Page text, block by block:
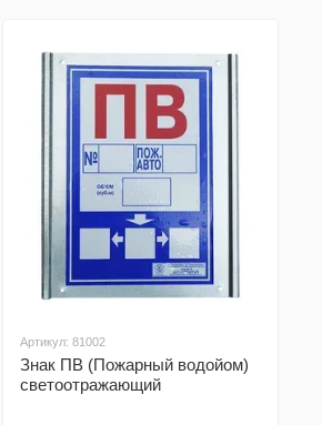
Артикул: 81002
Знак ПВ (Пожарный водойом)
светоотражающий